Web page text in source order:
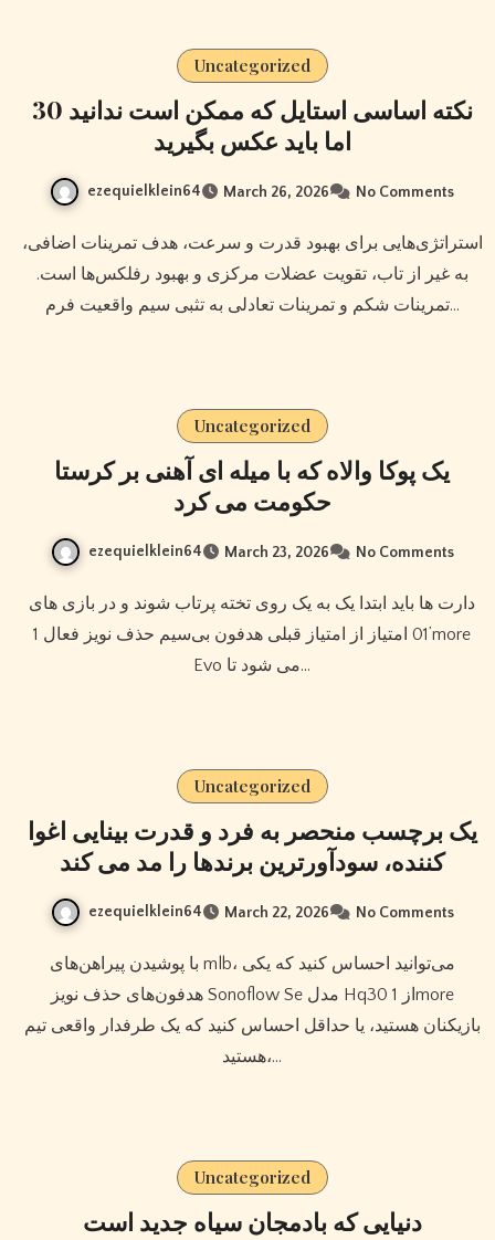
Uncategorized
30 نکته اساسی استایل که ممکن است ندانید
اما باید عکس بگیرید
ezequielklein64 March 26, 2026 No Comments
به غیر از تاب، تقویت عضلات مرکزی و بهبود رفلکس‌ها است.
تمرینات شکم و تمرینات تعادلی به تثبی سیم واقعیت فرم…
Uncategorized
یک پوکا والاه که با میله ای آهنی بر کرستا
حکومت می کرد
ezequielklein64 March 23, 2026 No Comments
دارت ها باید ابتدا یک به یک روی تخته پرتاب شوند و در بازی های
’01 امتیاز از امتیاز قبلی هدفون بی‌سیم حذف نویز فعال 1more
Evo می شود تا…
Uncategorized
یک برچسب منحصر به فرد و قدرت بینایی اغوا
کننده، سودآورترین برندها را مد می کند
ezequielklein64 March 22, 2026 No Comments
با پوشیدن پیراهن‌های mlb، می‌توانید احساس کنید که یکی
هدفون‌های حذف نویز Sonoflow Se مدل Hq30 از 1more
بازیکنان هستید، یا حداقل احساس کنید که یک طرفدار واقعی تیم
هستید،…
Uncategorized
دنیایی که بادمجان سیاه جدید است